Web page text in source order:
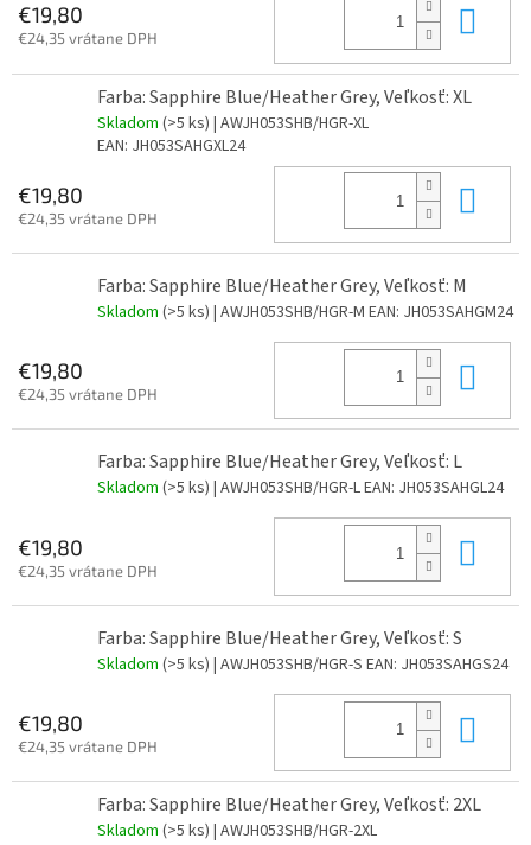
€19,80
€24,35 vrátane DPH
Farba: Sapphire Blue/Heather Grey, Veľkosť: XL
Skladom (>5 ks) | AWJH053SHB/HGR-XL
EAN: JH053SAHGXL24
€19,80
€24,35 vrátane DPH
Farba: Sapphire Blue/Heather Grey, Veľkosť: M
Skladom (>5 ks) | AWJH053SHB/HGR-M EAN: JH053SAHGM24
€19,80
€24,35 vrátane DPH
Farba: Sapphire Blue/Heather Grey, Veľkosť: L
Skladom (>5 ks) | AWJH053SHB/HGR-LEAN: JH053SAHGL24
€19,80
€24,35 vrátane DPH
Farba: Sapphire Blue/Heather Grey, Veľkosť: S
Skladom (>5 ks) | AWJH053SHB/HGR-S EAN: JH053SAHGS24
€19,80
€24,35 vrátane DPH
Farba: Sapphire Blue/Heather Grey, Veľkosť: 2XL
Skladom (>5 ks) | AWJH053SHB/HGR-2XL